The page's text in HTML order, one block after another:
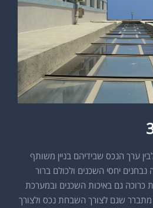
ערך הנכס שבידיהם בניין משותף
יחסי השכנים ולכולם ברור
כרוכה גם באיכות השכנים ובמערכת
מתברר שגם לצורך השבחת נכס ולצורך